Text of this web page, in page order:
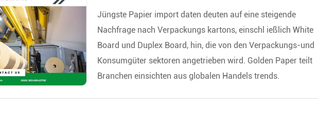
Jüngste Papier import daten deuten auf eine steigende
Nachfrage nach Verpackungs kartons, einschl ießlich White
Board und Duplex Board, hin, die von den Verpackungs-und
Konsumgüter sektoren angetrieben wird. Golden Paper teilt
Branchen einsichten aus globalen Handels trends.